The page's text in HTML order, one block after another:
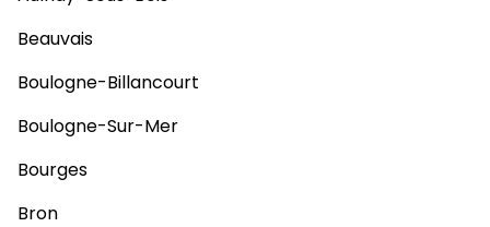
Beauvais
Boulogne-Billancourt
Boulogne-Sur-Mer
Bourges
Bron